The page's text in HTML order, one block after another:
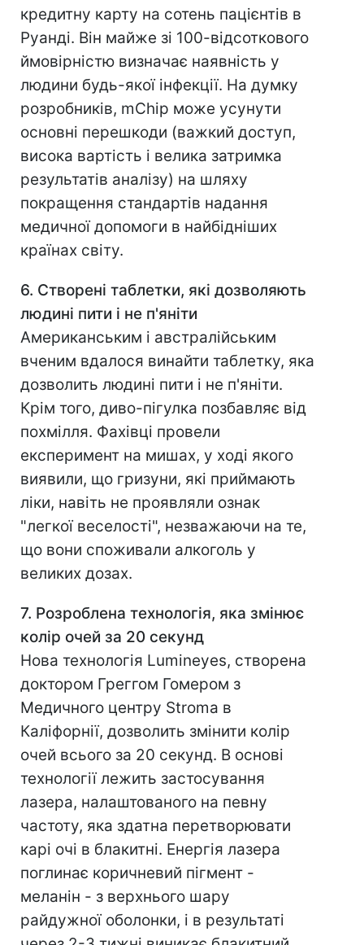
кредитну карту на сотень пацієнтів в
Руанді. Він майже зі 100-відсоткового
ймовірністю визначає наявність у
людини будь-якої інфекції. На думку
розробників, mChip може усунути
основні перешкоди (важкий доступ,
висока вартість і велика затримка
результатів аналізу) на шляху
покращення стандартів надання
медичної допомоги в найбідніших
країнах світу.
6. Створені таблетки, які дозволяють
людині пити і не п'яніти
Американським і австралійським
вченим вдалося винайти таблетку, яка
дозволить людині пити і не п'яніти.
Крім того, диво-пігулка позбавляє від
похмілля. Фахівці провели
експеримент на мишах, у ході якого
виявили, що гризуни, які приймають
ліки, навіть не проявляли ознак
"легкої веселості", незважаючи на те,
що вони споживали алкоголь у
великих дозах.
7. Розроблена технологія, яка змінює
колір очей за 20 секунд
Нова технологія Lumineyes, створена
доктором Греггом Гомером з
Медичного центру Stroma в
Каліфорнії, дозволить змінити колір
очей всього за 20 секунд. В основі
технології лежить застосування
лазера, налаштованого на певну
частоту, яка здатна перетворювати
карі очі в блакитні. Енергія лазера
поглинає коричневий пігмент -
меланін - з верхнього шару
райдужної оболонки, і в результаті